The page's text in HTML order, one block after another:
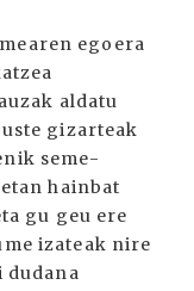
egoera
aldatu
gizarteak
seme-
hainbat
gu geu ere
izateak nire
dudana